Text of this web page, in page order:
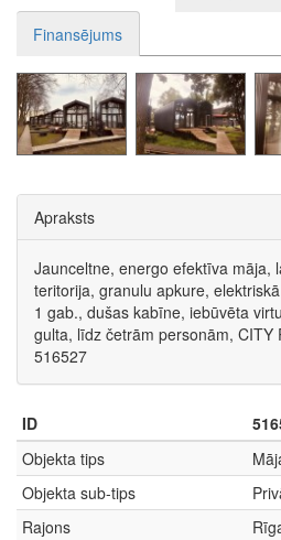
Finansējums
Apraksts
Jaunceltne, energo efektīva māja,
teritorija, granulu apkure,
1 gab., dušas kabīne, iebūvēta
gulta, līdz četrām personām, CITY
516527
ID
Objekta tips
Objekta sub-tips
Rajons